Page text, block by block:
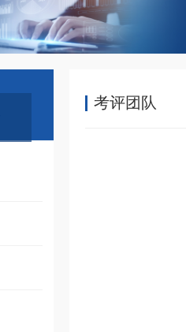
考评团队